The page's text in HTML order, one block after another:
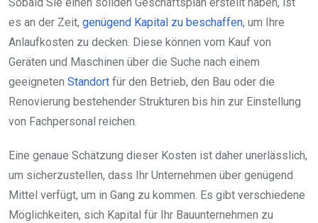
es an der Zeit, genügend Kapital zu beschaffen, um Ihre
Anlaufkosten zu decken. Diese können vom Kauf von
Geräten und Maschinen über die Suche nach einem
geeigneten Standort für den Betrieb, den Bau oder die
Renovierung bestehender Strukturen bis hin zur Einstellung
von Fachpersonal reichen.
Eine genaue Schätzung dieser Kosten ist daher unerlässlich,
um sicherzustellen, dass Ihr Unternehmen über genügend
Mittel verfügt, um in Gang zu kommen. Es gibt verschiedene
Möglichkeiten, sich Kapital für Ihr Bauunternehmen zu